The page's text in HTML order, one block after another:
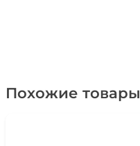
Похожие товары